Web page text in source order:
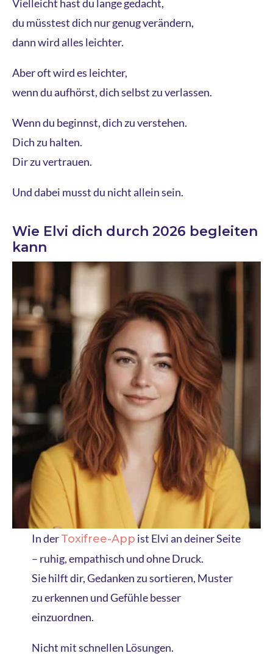
Vielleicht hast du lange gedacht,
du müsstest dich nur genug verändern,
dann wird alles leichter.
Aber oft wird es leichter,
wenn du aufhörst, dich selbst zu verlassen.
Wenn du beginnst, dich zu verstehen.
Dich zu halten.
Dir zu vertrauen.
Und dabei musst du nicht allein sein.
Wie Elvi dich durch 2026 begleiten
kann
In derToxifree-App ist Elvi an deiner Seite
– ruhig, empathisch und ohne Druck.
Sie hilft dir, Gedanken zu sortieren, Muster
zu erkennen und Gefühle besser
einzuordnen.
Nicht mit schnellen Lösungen.